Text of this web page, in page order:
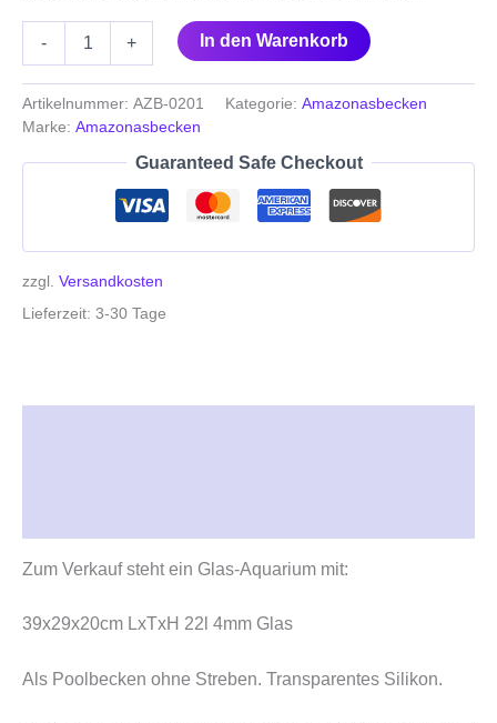
- + In den Warenkorb
Artikelnummer: AZB-0201 Kategorie: Amazonasbecken
Marke: Amazonasbecken
Guaranteed Safe Checkout
zzgl. Versandkosten
Lieferzeit: 3-30 Tage
Zum Verkauf steht ein Glas-Aquarium mit:
39x29x20cm LxTxH 22l 4mm Glas
Als Poolbecken ohne Streben. Transparentes Silikon.